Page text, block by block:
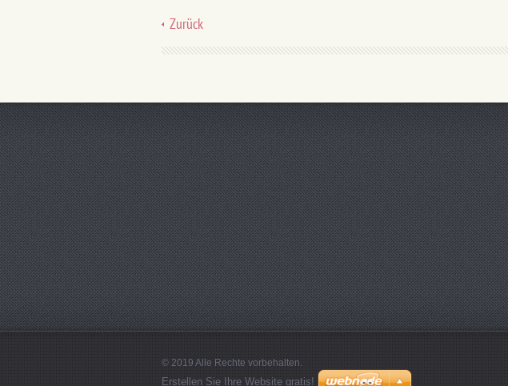
Zurück
© 2019 Alle Rechte vorbehalten.
Erstellen Sie Ihre Website gratis!